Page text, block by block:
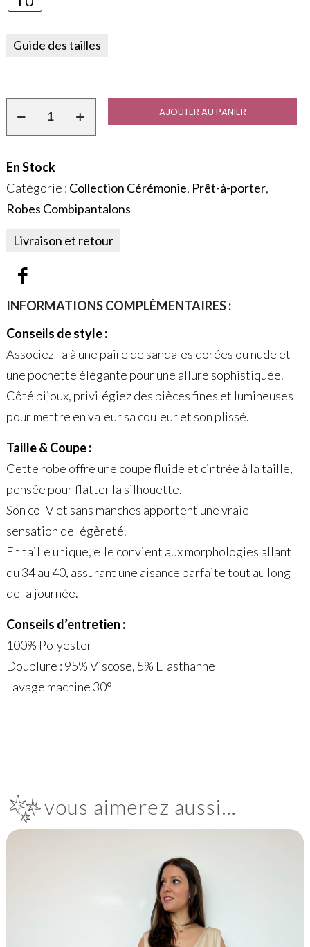
Guide des tailles
En Stock
AJOUTER AU PANIER
Catégorie : Collection Cérémonie, Prêt-à-porter,
Robes Combipantalons
Livraison et retour
INFORMATIONS COMPLÉMENTAIRES :
Conseils de style :
Associez-la à une paire de sandales dorées ou nude et
une pochette élégante pour une allure sophistiquée.
Côté bijoux, privilégiez des pièces fines et lumineuses
pour mettre en valeur sa couleur et son plissé.
Taille & Coupe :
Cette robe offre une coupe fluide et cintrée à la taille,
pensée pour flatter la silhouette.
Son col V et sans manches apportent une vraie
sensation de légèreté.
En taille unique, elle convient aux morphologies allant
du 34 au 40, assurant une aisance parfaite tout au long
de la journée.
Conseils d’entretien :
100% Polyester
Doublure : 95% Viscose, 5% Elasthanne
Lavage machine 30°
vous aimerez aussi…